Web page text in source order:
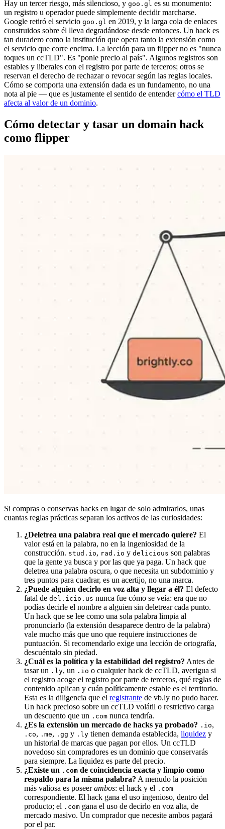
Hay un tercer riesgo, más silencioso, y goo.gl es su monumento:
un registro u operador puede simplemente decidir marcharse.
Google retiró el servicio goo.gl en 2019, y la larga cola de enlaces
construidos sobre él lleva degradándose desde entonces. Un hack es
tan duradero como la institución que opera tanto la extensión como
el servicio que corre encima. La lección para un flipper no es "nunca
toques un ccTLD". Es "ponle precio al país". Algunos registros son
estables y liberales con el registro por parte de terceros; otros se
reservan el derecho de rechazar o revocar según las reglas locales.
Cómo se comporta una extensión dada es un fundamento, no una
nota al pie — que es justamente el sentido de entendercómo el TLD
afecta al valor de un dominio.
Cómo detectar y tasar un domain hack
como flipper
Si compras o conservas hacks en lugar de solo admirarlos, unas
cuantas reglas prácticas separan los activos de las curiosidades:
¿Deletrea una palabra real que el mercado quiere? El
valor está en la palabra, no en la ingeniosidad de la
construcción. stud.io, rad.io y delicious son palabras
que la gente ya busca y por las que ya paga. Un hack que
deletrea una palabra oscura, o que necesita un subdominio y
tres puntos para cuadrar, es un acertijo, no una marca.
¿Puede alguien decirlo en voz alta y llegar a él? El defecto
fatal de del.icio.us nunca fue cómo se veía: era que no
podías decirle el nombre a alguien sin deletrear cada punto.
Un hack que se lee como una sola palabra limpia al
pronunciarlo (la extensión desaparece dentro de la palabra)
vale mucho más que uno que requiere instrucciones de
puntuación. Si recomendarlo exige una lección de ortografía,
descuéntalo sin piedad.
¿Cuál es la política y la estabilidad del registro? Antes de
tasar un .ly, un .io o cualquier hack de ccTLD, averigua si
el registro acoge el registro por parte de terceros, qué reglas de
contenido aplican y cuán políticamente estable es el territorio.
Esta es la diligencia que el registrante de vb.ly no pudo hacer.
Un hack precioso sobre un ccTLD volátil o restrictivo carga
un descuento que un .com nunca tendría.
¿Es la extensión un mercado de hacks ya probado? .io,
.co, .me, .gg y .ly tienen demanda establecida, liquidez y
un historial de marcas que pagan por ellos. Un ccTLD
novedoso sin compradores es un dominio que conservarás
para siempre. La liquidez es parte del precio.
¿Existe un .com de coincidencia exacta y limpio como
respaldo para la misma palabra? A menudo la posición
más valiosa es poseerambos: el hack y el .com
correspondiente. El hack gana el uso ingenioso, dentro del
producto; el .com gana el uso de decirlo en voz alta, de
mercado masivo. Un comprador que necesite ambos pagará
por el par.